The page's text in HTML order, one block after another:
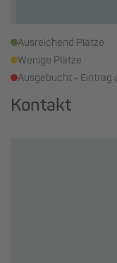
Ausreichend Plätze
Wenige Plätze
Ausgebucht - Eintrag
Kontakt